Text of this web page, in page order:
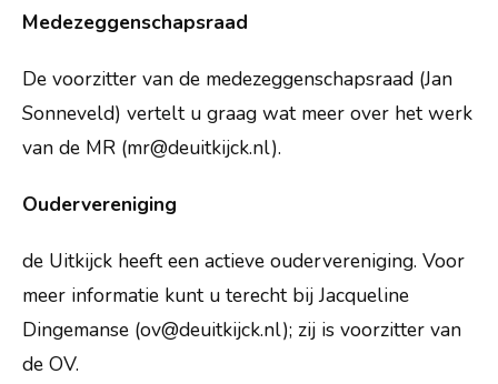
Medezeggenschapsraad
De voorzitter van de medezeggenschapsraad (Jan
Sonneveld) vertelt u graag wat meer over het werk
van de MR (mr@deuitkijck.nl).
Oudervereniging
de Uitkijck heeft een actieve oudervereniging. Voor
meer informatie kunt u terecht bij Jacqueline
Dingemanse (ov@deuitkijck.nl); zij is voorzitter van
de OV.